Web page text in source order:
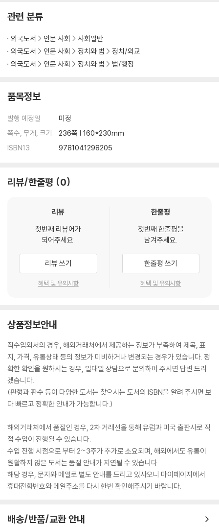
misphere (Jessica M. Vaughan) 9: Al-Shabaab’s Financing – Fur
rrorism in the Sahel (Viktor Marsai) 11: The “black hole” – terror
ism and organized crime in Talib Afghanistan (Erzsébet Nagyn
é Rózsa and Virág Novák-Varró) Conclusion (Viktor Marsai and
관련 분류
외국도서 인문 사회
사회일반
외국도서
인문 사회 정치와 법
정치/외교
외국도서
인문 사회 정치와 법 법/행정
품목정보
발행 예정일
미정
쪽수, 무게, 크기
236쪽 | 160*230mm
ISBN13
9781041298205
리뷰/한줄평 0
리뷰
첫번째 리뷰어가
되어주세요.
리뷰 쓰기
혜택 및 유의사항
한줄평
첫번째 한줄평을
남겨주세요.
한줄평 쓰기
혜택 및 유의사항
상품정보안내
직수입외서의 경우, 해외거래처에서 제공하는 정보가 부족하여 제목, 표
지, 가격, 유통상태 등의 정보가 미비하거나 변경되는 경우가 있습니다. 정
확한 확인을 원하시는 경우, 일대일 상담으로 문의하여 주시면 답변 드리
겠습니다.
(판형과 판수 등이 다양한 도서는 찾으시는 도서의 ISBN을 알려 주시면 보
다 빠르고 정확한 안내가 가능합니다.)
해외거래처에서 품절인 경우, 2차 거래선을 통해 유럽과 미국 출판사로 직
접 수입이 진행될 수 있습니다.
수입 진행 시점으로 부터 2~3주가 추가로 소요되며, 해외에서도 유통이
원활하지 않은 도서는 품절 안내가 지연될 수 있습니다.
해당 경우, 문자와 메일로 별도 안내를 드리고 있사오니 마이페이지에서
휴대전화번호와 메일주소를 다시 한번 확인해주시기 바랍니다.
배송/반품/교환 안내